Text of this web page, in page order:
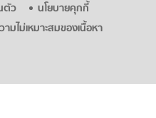
ตัว
นโยบายคุกกี้
มไม่เหมาะสมของเนื้อหา